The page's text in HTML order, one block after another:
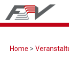
Home >